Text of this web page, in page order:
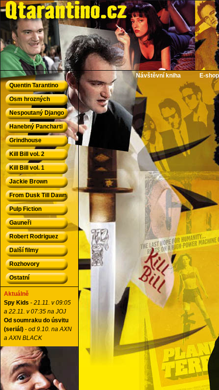
QTarantino.cz - Quentin Tarantino
Návštěvní kniha
E-shop
Quentin Tarantino
Osm hrozných
Nespoutaný Django
Hanebný Pancharti
Grindhouse
Kill Bill vol. 2
Kill Bill vol. 1
Jackie Brown
From Dusk Till Dawn
Pulp Fiction
Gauneři
Robert Rodriguez
Další filmy
Rozhovory
Ostatní
Aktuálně
Spy Kids - 21.11. v 09:05
a 22.11. v 07:35 na JOJ
Od soumraku do úsvitu
(seriál) - od 9.10. na AXN
a AXN BLACK